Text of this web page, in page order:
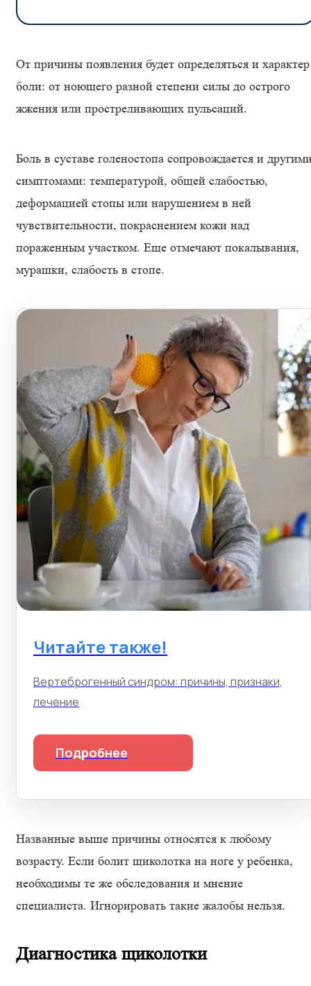
От причины появления будет определяться и характер
боли: от ноющего разной степени силы до острого
жжения или простреливающих пульсаций.
Боль в суставе голеностопа сопровождается и
симптомами: температурой, общей слабостью,
деформацией стопы или нарушением в ней
чувствительности, покраснением кожи над
пораженным участком. Еще отмечают покалывания,
мурашки, слабость в стопе.
Читайте также!
Вертеброгенный синдром: причины, признаки,
лечение
Подробнее
Названные выше причины относятся к любому
возрасту. Если болит щиколотка на ноге у ребенка,
необходимы те же обследования и мнение
специалиста. Игнорировать такие жалобы нельзя.
Диагностика щиколотки